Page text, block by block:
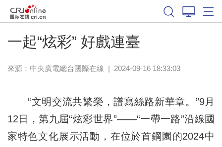
一起“炫彩” 好戲連臺
來源：中央廣電總台國際在線 | 2024-09-16 18:33:03
“文明交流共繁榮，譜寫絲路新華章。”9月
12日，第九屆“炫彩世界”——“一帶一路”沿線國
家特色文化展示活動，在位於首鋼園的2024中